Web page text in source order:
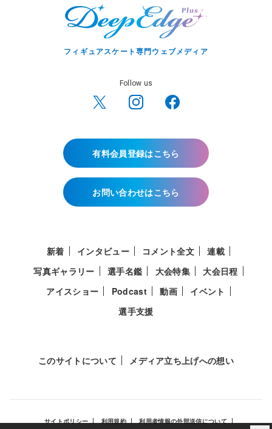
フィギュアスケート専門ウェブメディア
Follow us
有料会員登録はこちら
お問い合わせはこちら
新着 インタビュー コメント全文
連載
写真ギャラリー
選手名鑑 大会特集
大会日程
アイスショー
Podcast 動画
イベント
選手支援
このサイトについて メディア立ち上げへの想い
サイトポリシー 利用規約 利用者情報の外部送信について